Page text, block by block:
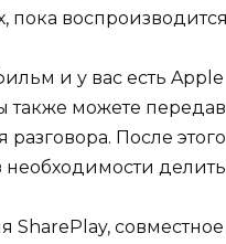
пока
и у вас есть
также можете
разговора. После
SharePlay,